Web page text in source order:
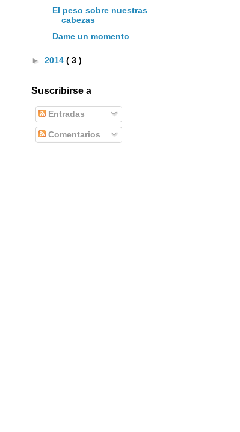
El peso sobre nuestras
cabezas
Dame un momento
► 2014 ( 3 )
Suscribirse a
Entradas
Comentarios